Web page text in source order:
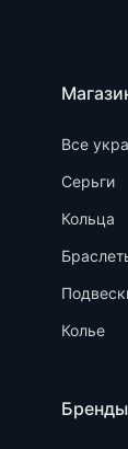
Все
Серьги
Кольца
Колье
Бренды